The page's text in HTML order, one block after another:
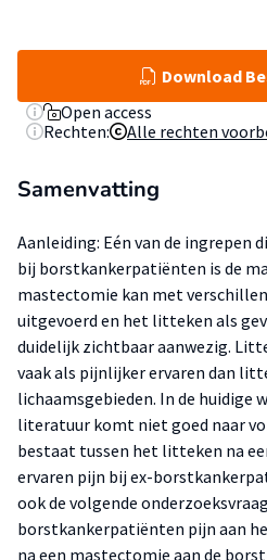
Download
Open access
Rechten:
Alle rechten
Samenvatting
Aanleiding: Eén van de ingrepen
bij borstkankerpatiënten is de
mastectomie kan met
uitgevoerd en het litteken als
duidelijk zichtbaar aanwezig.
vaak als pijnlijker ervaren dan
lichaamsgebieden. In de huidige
literatuur komt niet goed naar
bestaat tussen het litteken na
ervaren pijn bij ex-
ook de volgende
borstkankerpatiënten pijn aan
na een mastectomie aan de